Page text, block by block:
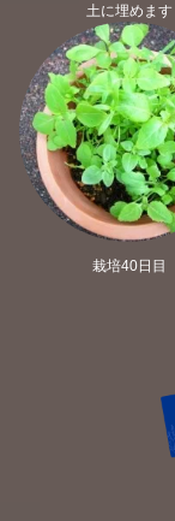
土に埋めます
栽培40日目